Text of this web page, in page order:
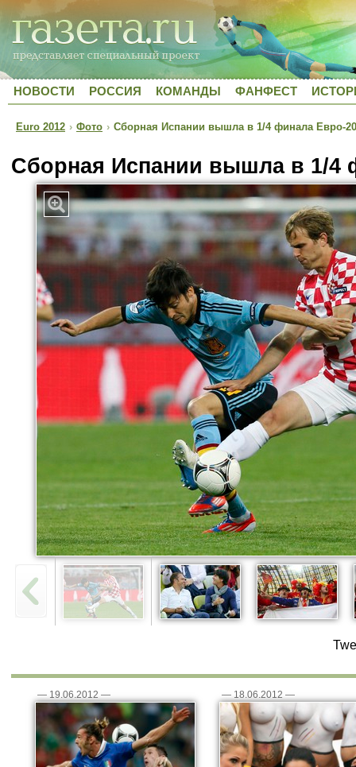
НОВОСТИ РОССИЯ КОМАНДЫ ФАНФЕСТ
Euro 2012 › Фото › Сборная Испании вышла в 1/4 финала Евро-
Сборная Испании вышла в 1/4
— 19.06.2012 — — 18.06.2012 —